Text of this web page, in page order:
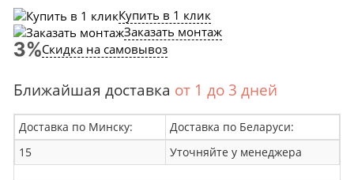
Купить в 1 клик
Заказать монтаж
Скидка на самовывоз
Ближайшая доставка от 1 до 3 дней
Доставка по Минску:
Доставка по Беларуси:
15
Уточняйте у менеджера